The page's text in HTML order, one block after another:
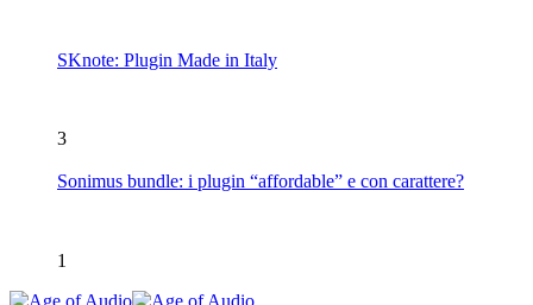
SKnote: Plugin Made in Italy
3
Sonimus bundle: i plugin “affordable” e con carattere?
1